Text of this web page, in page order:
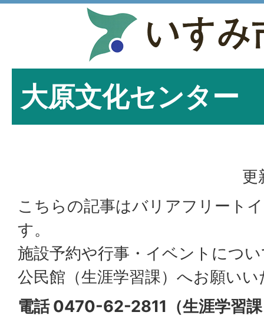
大原文化センター
更
こちらの記事はバリアフリート
す。
施設予約や行事・イベントにつ
公民館（生涯学習課）へお願い
電話 0470-62-2811（生涯学習